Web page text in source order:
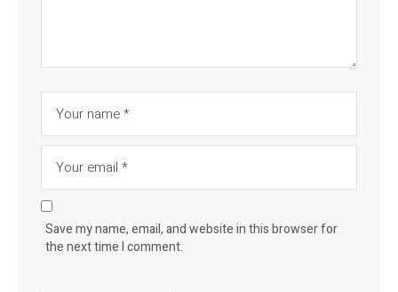
Save my name, email, and website in this browser for
the next time I comment.